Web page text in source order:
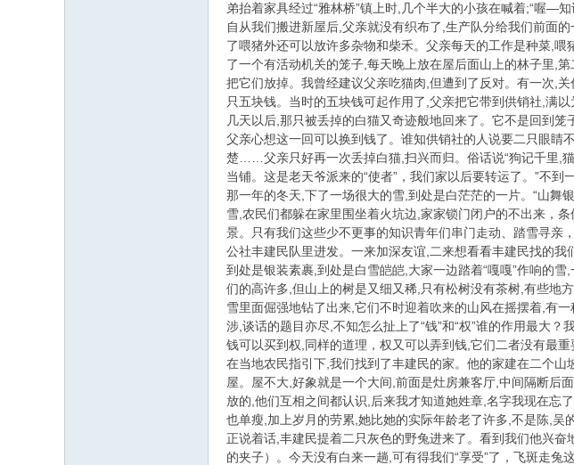
弟抬着家具经过“雅林桥”镇上时,几个半大的小孩在喊着;“喔—
自从我们搬进新屋后,父亲就没有织布了,生产队分给我们前面
了喂猪外还可以放许多杂物和柴禾。父亲每天的工作是种菜,
了一个有活动机关的笼子,每天晚上放在屋后面山上的林子里,
把它们放掉。我曾经建议父亲吃猫肉,但遭到了反对。有一次,
只五块钱。当时的五块钱可起作用了,父亲把它带到供销社,满
几天以后,那只被丢掉的白猫又奇迹般地回来了。它不是回到
父亲心想这一回可以换到钱了。谁知供销社的人说要二只眼睛
楚……父亲只好再一次丢掉白猫,扫兴而归。俗话说“狗记千里,
当铺。这是老天爷派来的“使者”，我们家以后要转运了。”不
那一年的冬天,下了一场很大的雪,到处是白茫茫的一片。“山舞
雪,农民们都躲在家里围坐着火坑边,家家锁门闭户的不出来，
景。只有我们这些少不更事的知识青年们串门走动、踏雪寻亲
公社丰建民队里进发。一来加深友谊,二来想看看丰建民找的我
到处是银装素裹,到处是白雪皑皑,大家一边踏着“嘎嘎”作响的
们的高许多,但山上的树是又细又稀,只有松树没有茶树,有些地
雪里面倔强地钻了出来,它们不时迎着吹来的山风在摇摆着,有
涉,谈话的题目亦尽,不知怎么扯上了“钱”和“权”谁的作用最大
钱可以买到权,同样的道理，权又可以弄到钱,它们二者没有最重
在当地农民指引下,我们找到了丰建民的家。他的家建在二个
屋。屋不大,好象就是一个大间,前面是灶房兼客厅,中间隔断后
放的,他们互相之间都认识,后来我才知道她姓章,名字我现在忘
也单瘦,加上岁月的劳累,她比她的实际年龄老了许多,不是陈,吴
正说着话,丰建民提着二只灰色的野兔进来了。看到我们他兴
的夹子）。今天没有白来一趟,可有得我们“享受”了，飞斑走